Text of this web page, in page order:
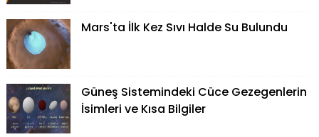
Mars'ta İlk Kez Sıvı Halde Su Bulundu
Güneş Sistemindeki Cüce Gezegenlerin
İsimleri ve Kısa Bilgiler